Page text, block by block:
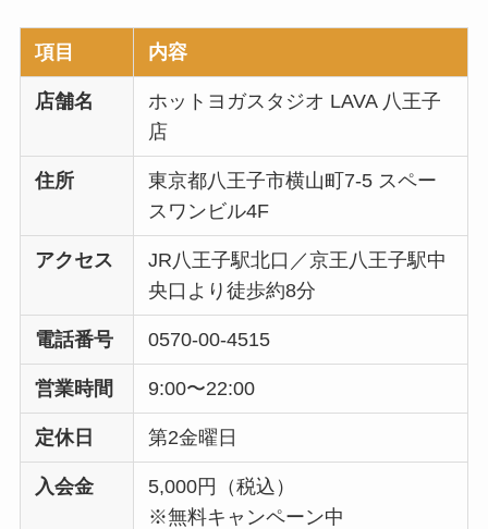
項目 内容
店舗名
ホットヨガスタジオ LAVA 八王子
店
住所
東京都八王子市横山町7-5 スペー
スワンビル4F
アクセス
JR八王子駅北口／京王八王子駅中
央口より徒歩約8分
電話番号 0570-00-4515
営業時間 9:00〜22:00
定休日 第2金曜日
入会金
5,000円（税込）
※無料キャンペーン中